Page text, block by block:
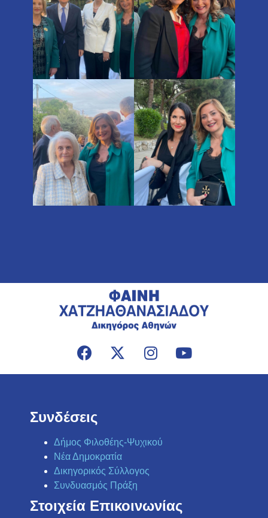
Συνδέσεις
Δήμος Φιλοθέης-Ψυχικού
Νέα Δημοκρατία
Δικηγορικός Σύλλογος
Συνδυασμός Πράξη
Στοιχεία Επικοινωνίας